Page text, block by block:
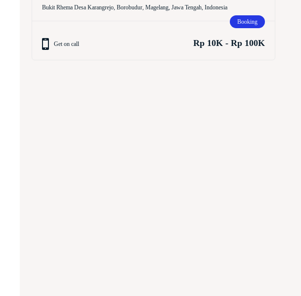
Bukit Rhema Desa Karangrejo, Borobudur, Magelang, Jawa Tengah, Indonesia
Booking
Get on call Rp 10K - Rp 100K